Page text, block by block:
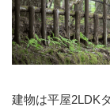
建物は平屋2LDK